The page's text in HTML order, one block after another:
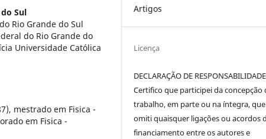
do Sul
Rio Grande do Sul
do Rio Grande do
Universidade Católica
mestrado em Fisica -
em Fisica -
Artigos
Licença
DECLARAÇÃO DE RESPONSABILIDADE
Certifico que participei da concepção
trabalho, em parte ou na íntegra,
omiti quaisquer ligações ou acordos
financiamento entre os autores e